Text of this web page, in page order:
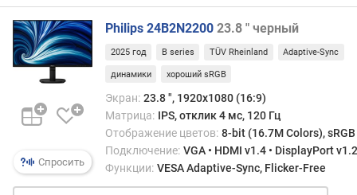
и
а
г
о
н
л
ь
"
)
Спросить
Philips 24B2N2200 23.8 " черный
2025 год B series TÜV Rheinland Adaptive-Sync
динамики хороший sRGB
Экран: 23.8 ", 1920x1080 (16:9)
Матрица: IPS, отклик 4 мс, 120 Гц
Отображение цветов: 8-bit (16.7M Colors), sRGB
Подключение: VGA • HDMI v1.4 • DisplayPort v1.2
Функции: VESA Adaptive-Sync, Flicker-Free